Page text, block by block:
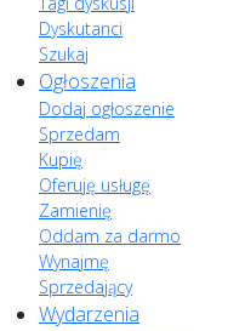
Dyskutanci
Szukaj
Ogłoszenia
Dodaj ogłoszenie
Sprzedam
Kupię
Oferuję usługę
Zamienię
Oddam za darmo
Wynajmę
Sprzedający
Wydarzenia